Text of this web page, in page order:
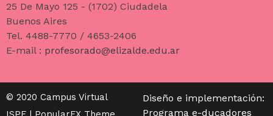
25 De Mayo 125 - (1702) Ciudadela
Buenos Aires
Tel. 4488-7770 / 4653-2406
E-mail : profesorado@elizalde.edu.ar
© 2020 Campus Virtual
Diseño e implementación:
Programa e-ducadores